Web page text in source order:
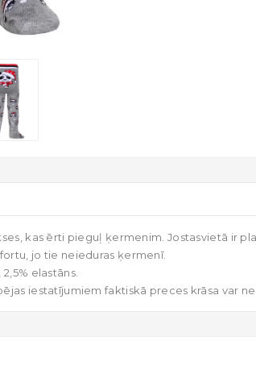
kas ērti pieguļ ķermenim. Jostasvietā ir
jo tie neieduras ķermenī.
elastāns.
iestatījumiem faktiskā preces krāsa var